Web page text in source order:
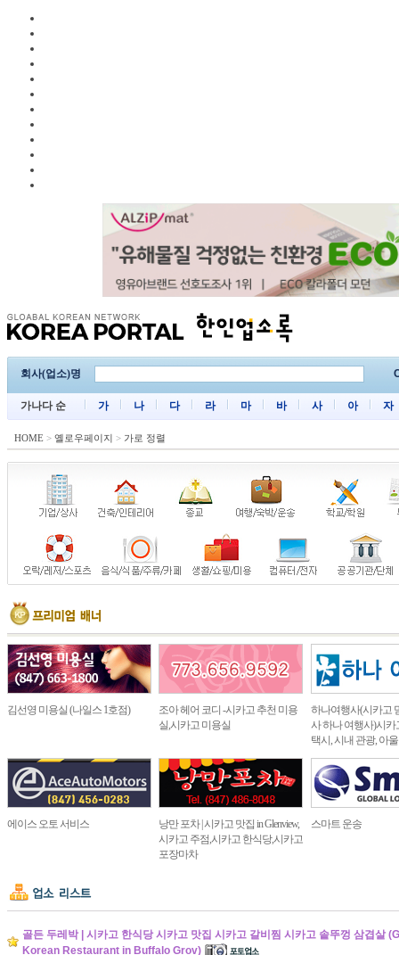
회사(업소)명
가나다 순 가 나 다 라 마 바 사 아 자
HOME > 옐로우페이지 > 가로 정렬
김선영 미용실 (나일스 1호점)
조아 헤어 코디 -시카고 추천 미용
실,시카고 미용실
하나여행사(시카고
사 하나 여행사)시카
택시, 시내 관광, 아
에이스 오토 서비스
낭만 포차 | 시카고 맛집 in Glenview,
시카고 주점,시카고 한식당,시카고
포장마차
스마트 운송
골든 두레박 | 시카고 한식당 시카고 맛집 시카고 갈비찜 시카고 솥뚜껑 삼겹살
Korean Restaurant in Buffalo Grov)